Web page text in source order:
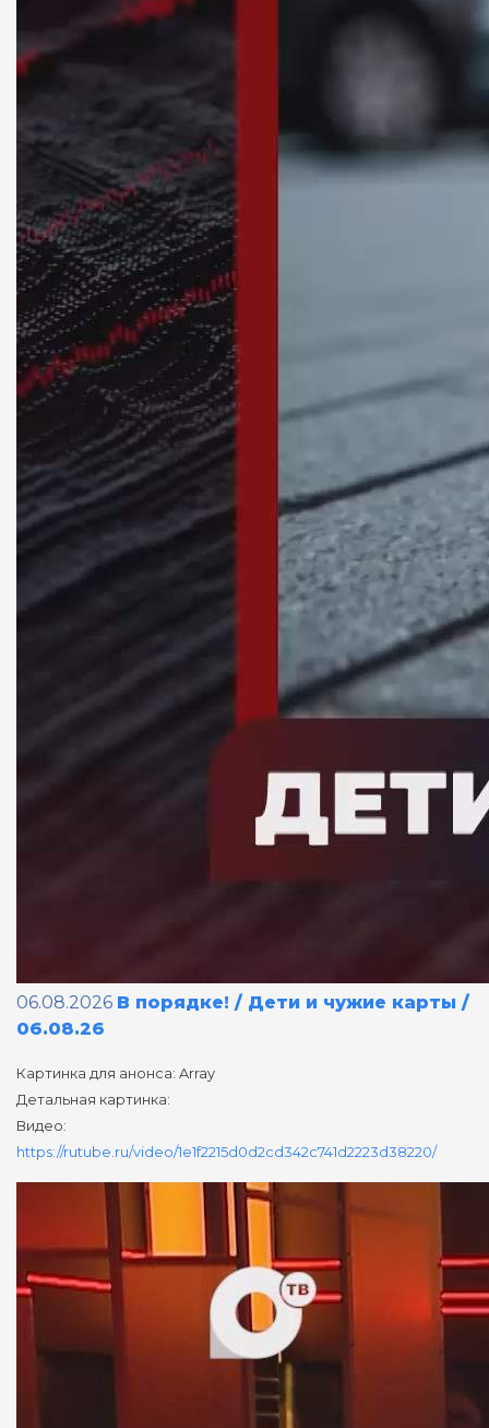
06.08.2026 В порядке! / Дети и чужие карты /
06.08.26
Картинка для анонса: Array
Детальная картинка:
Видео:
https://rutube.ru/video/1e1f2215d0d2cd342c741d2223d38220/